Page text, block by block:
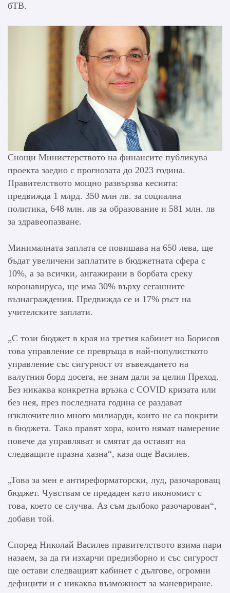
бТВ.
Снощи Министерството на финансите публикува
проекта заедно с прогнозата до 2023 година.
Правителството мощно развързва кесията:
предвижда 1 млрд. 350 млн лв. за социална
политика, 648 млн. лв за образование и 581 млн. лв
за здравеопазване.
Минималната заплата се повишава на 650 лева, ще
бъдат увеличени заплатите в бюджетната сфера с
10%, а за всички, ангажирани в борбата среку
коронавируса, ще има 30% върху сегашните
възнаграждения. Предвижда се и 17% ръст на
учителските заплати.
„С този бюджет в края на третия кабинет на Борисов
това управление се превръща в най-популисткото
управление със сигурност от въвеждането на
валутния борд досега, не знам дали за целия Преход.
Без никаква конкретна връзка с COVID кризата или
без нея, през последната година се раздават
изключително много милиарди, които не са покрити
в бюджета. Така правят хора, които нямат намерение
повече да управляват и смятат да оставят на
следващите празна хазна“, каза още Василев.
„Това за мен е антиреформаторски, луд, разочароващ
бюджет. Чувствам се предаден като икономист с
това, което се случва. Аз съм дълбоко разочарован“,
добави той.
Според Николай Василев правителството взима пари
назаем, за да ги изхарчи предизборно и със сигурост
ще остави следващият кабинет с дългове, огромни
дефицити и с никаква възможност за маневриране.